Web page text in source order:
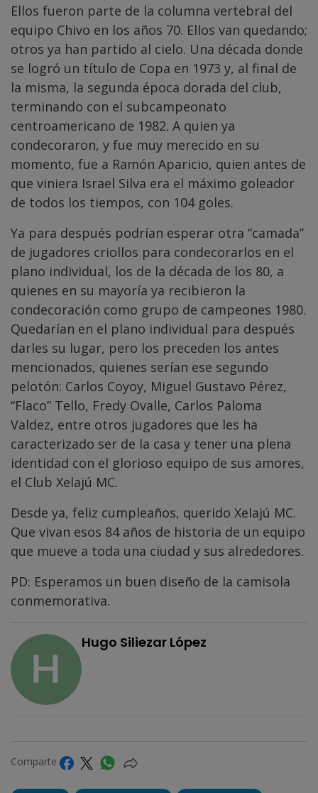
Ellos fueron parte de la columna vertebral del
equipo Chivo en los años 70. Ellos van quedando;
otros ya han partido al cielo. Una década donde
se logró un título de Copa en 1973 y, al final de
la misma, la segunda época dorada del club,
terminando con el subcampeonato
centroamericano de 1982. A quien ya
condecoraron, y fue muy merecido en su
momento, fue a Ramón Aparicio, quien antes de
que viniera Israel Silva era el máximo goleador
de todos los tiempos, con 104 goles.
Ya para después podrían esperar otra “camada”
de jugadores criollos para condecorarlos en el
plano individual, los de la década de los 80, a
quienes en su mayoría ya recibieron la
condecoración como grupo de campeones 1980.
Quedarían en el plano individual para después
darles su lugar, pero los preceden los antes
mencionados, quienes serían ese segundo
pelotón: Carlos Coyoy, Miguel Gustavo Pérez,
“Flaco” Tello, Fredy Ovalle, Carlos Paloma
Valdez, entre otros jugadores que les ha
caracterizado ser de la casa y tener una plena
identidad con el glorioso equipo de sus amores,
el Club Xelajú MC.
Desde ya, feliz cumpleaños, querido Xelajú MC.
Que vivan esos 84 años de historia de un equipo
que mueve a toda una ciudad y sus alrededores.
PD: Esperamos un buen diseño de la camisola
conmemorativa.
Hugo Siliezar López
Comparte